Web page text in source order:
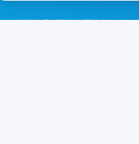
ARGENTINA